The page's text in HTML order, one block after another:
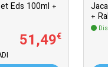
Eds 100ml +
51,49€
+